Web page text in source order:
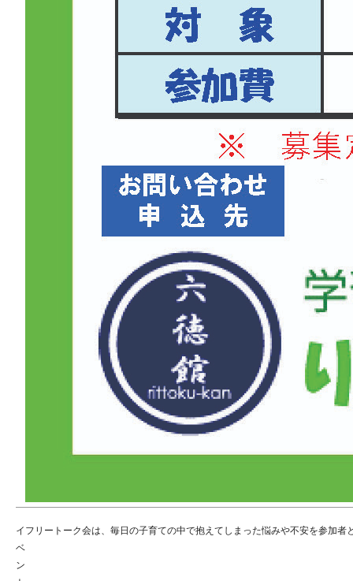
イ
ベ
ン
フリートーク会は、毎日の子育ての中で抱えてしまった悩みや不安を参加者